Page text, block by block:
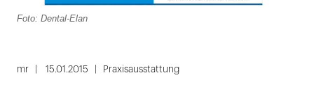
Foto: Dental-Elan
mr 15.01.2015 Praxisausstattung